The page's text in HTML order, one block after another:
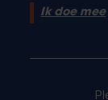
Ik doe mee